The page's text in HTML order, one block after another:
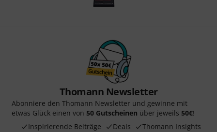
Thomann Newsletter
Abonniere den Thomann Newsletter und gewinne mit
etwas Glück einen von 50 Gutscheinen über jeweils 50€!
Inspirierende Beiträge
Deals Thomann Insights